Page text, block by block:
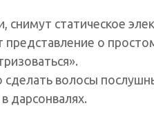
статическое
о
волосы
дарсонвалях.